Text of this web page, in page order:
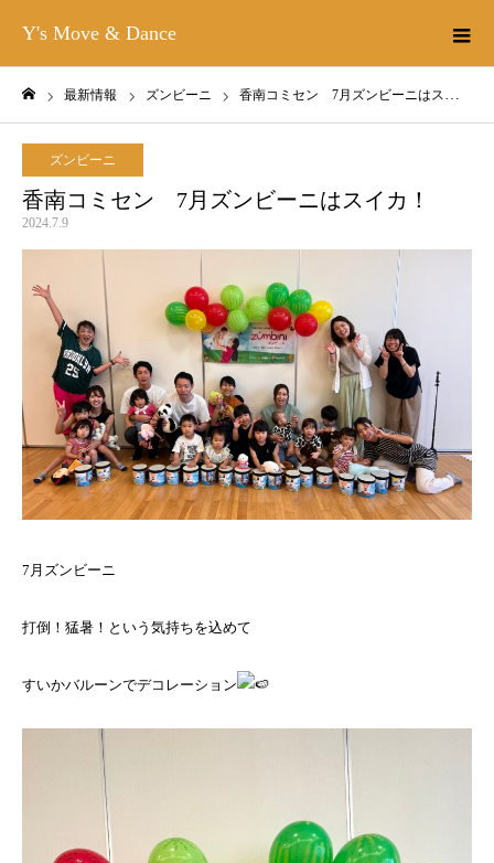
Y's Move & Dance
最新情報 ズンビーニ 香南コミセン 7月ズンビーニはスイカ！
ズンビーニ
香南コミセン 7月ズンビーニはスイカ！
2024.7.9
7月ズンビーニ
打倒！猛暑！という気持ちを込めて
すいかバルーンでデコレーション